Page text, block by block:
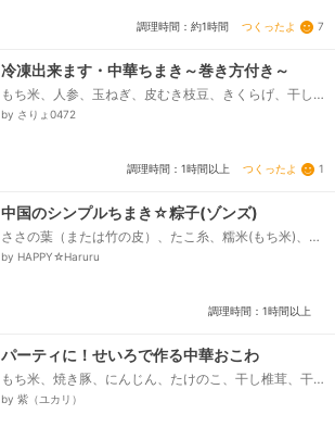
調理時間：約1時間 つくったよ 7
冷凍出来ます・中華ちまき～巻き方付き～
もち米、人参、玉ねぎ、皮むき枝豆、きくらげ、干し
椎茸、さくらえび、ウインナー、●水（椎茸の戻し汁
by さりょ0472
調理時間：1時間以上 つくったよ 1
中国のシンプルちまき☆粽子(ゾンズ)
ささの葉（または竹の皮）、たこ糸、糯米(もち米)、◎
塩、◎しょう油、◎料理酒、豚かたまり、☆しょう油、
by HAPPY☆Haruru
調理時間：1時間以上
パーティに！せいろで作る中華おこわ
もち米、焼き豚、にんじん、たけのこ、干し椎茸、干
しエビ、ねぎ、五香粉、●醤油、●オイスターソース、
by 紫（ユカリ）